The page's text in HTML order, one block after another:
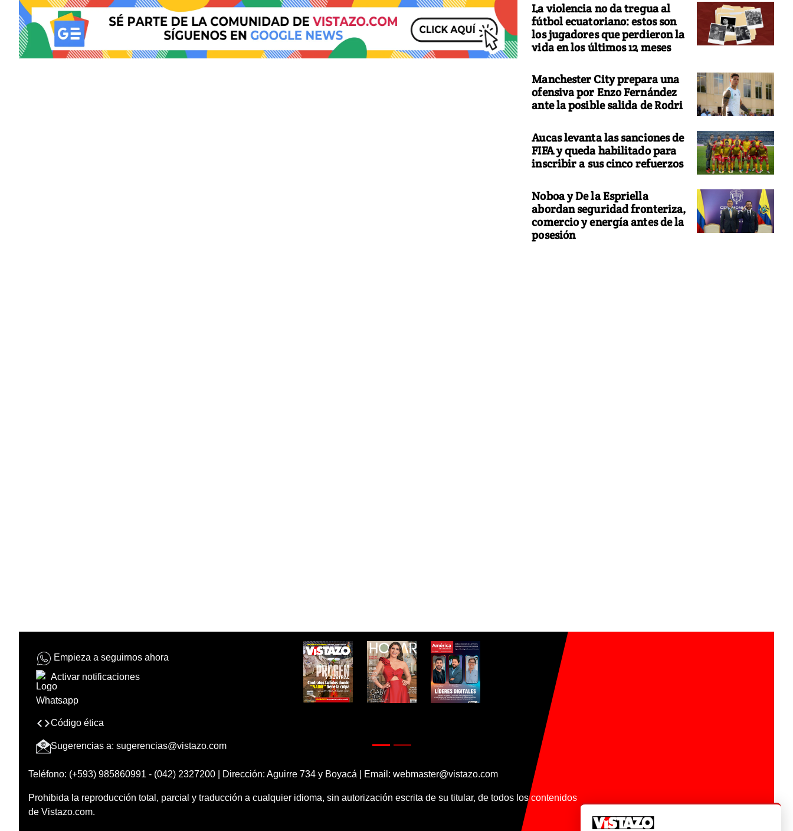
La violencia no da tregua al
fútbol ecuatoriano: estos son
los jugadores que perdieron la
vida en los últimos 12 meses
Manchester City prepara una
ofensiva por Enzo Fernández
ante la posible salida de Rodri
Aucas levanta las sanciones de
FIFA y queda habilitado para
inscribir a sus cinco refuerzos
Noboa y De la Espriella
abordan seguridad fronteriza,
comercio y energía antes de la
posesión
Empieza a seguirnos ahora
Activar notificaciones
Código ética
Sugerencias a: sugerencias@vistazo.com
Teléfono: (+593) 985860991 - (042) 2327200 | Dirección: Aguirre 734 y Boyacá | Email: webmaster@vistazo.com
Prohibida la reproducción total, parcial y traducción a cualquier idioma, sin autorización escrita de su titular, de todos los contenidos
de Vistazo.com.